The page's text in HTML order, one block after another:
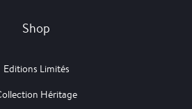
Shop
Editions Limités
Héritage